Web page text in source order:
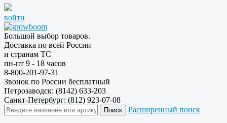
войти
Большой выбор товаров.
Доставка по всей России
и странам ТС
пн-пт 9 - 18 часов
8-800-201-97-31
Звонок по России бесплатный
Петрозаводск: (8142) 633-203
Санкт-Петербург: (812) 923-07-08
Расширенный поиск